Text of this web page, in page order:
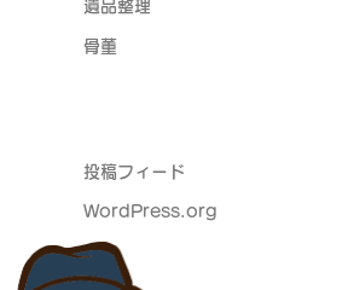
遺品整理
骨董
投稿フィード
WordPress.org